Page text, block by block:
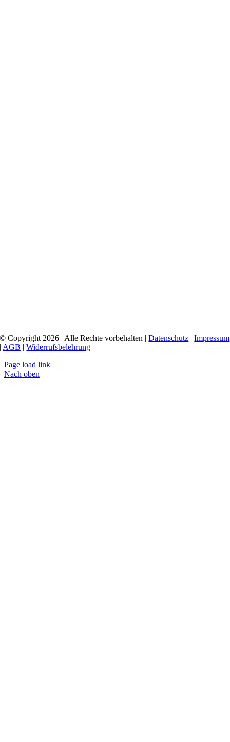
© Copyright 2026 | Alle Rechte vorbehalten |Datenschutz |Impressum
| AGB |Widerrufsbelehrung
Page load link
Nach oben